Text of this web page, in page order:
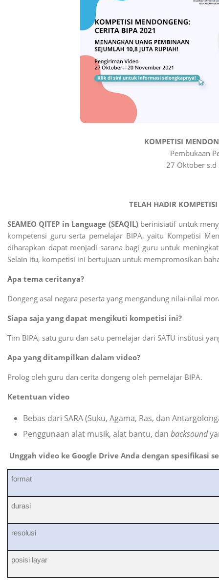
KOMPETISI
Pembukaan
27 Oktober
TELAH HADIR
SEAMEO QITEP in Language (SEAQIL) berinisiatif untuk
kompetensi guru serta pemelajar BIPA, yaitu Kompetisi
diharapkan dapat menjadi sarana bagi guru untuk
Selain itu, kompetisi ini bertujuan untuk mempromosikan
Apa tema ceritanya?
Dongeng asal negara peserta yang mengandung nilai-nilai
Siapa saja yang dapat mengikuti kompetisi ini?
Tim BIPA, satu guru dan satu pemelajar dari SATU institusi
Apa yang ditampilkan dalam video?
Prolog oleh guru dan cerita dongeng oleh pemelajar BIPA.
Ketentuan video
Bebas dari SARA (Suku, Agama, Ras, dan
Penggunaan alat musik, alat bantu, dan backsound
Unggah video ke Google Drive Anda dengan spesifikasi
format
durasi
resolusi
posisi layar